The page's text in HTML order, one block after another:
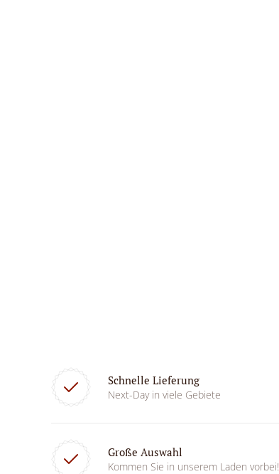
Schnelle Lieferung
Next-Day in viele Gebiete
Große Auswahl
Kommen Sie in unserem Laden vorbei!